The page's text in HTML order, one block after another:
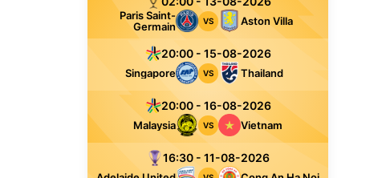
Paris Saint-
Germain
VS Aston Villa
20:00 - 15-08-2026
Singapore VS Thailand
20:00 - 16-08-2026
Malaysia VS Vietnam
16:30 - 11-08-2026